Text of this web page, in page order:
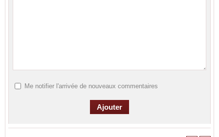
Me notifier l'arrivée de nouveaux commentaires